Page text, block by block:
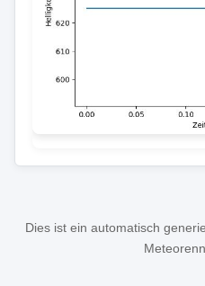
Dies ist ein automatisch